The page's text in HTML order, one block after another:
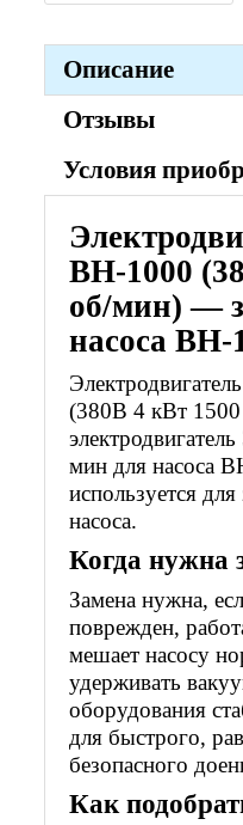
Описание
Отзывы
Условия
ВН-1000
об/мин) —
насоса ВН-
(380В 4 кВт
мин для насоса
используется
насоса.
Когда нужна
Замена нужна,
поврежден,
мешает насосу
удерживать
оборудования
для быстрого,
безопасного
Как